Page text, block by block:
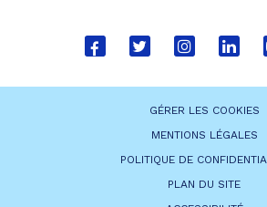
Lien
Facebook
Lien
Twitter
Lien
Instagram
Lien
GÉRER LES COOKIES
MENTIONS LÉGALES
POLITIQUE DE
PLAN DU SITE